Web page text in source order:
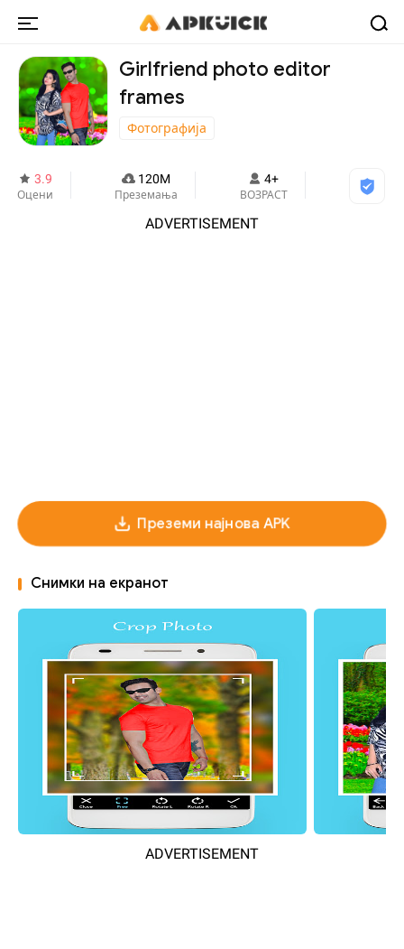
Girlfriend photo editor
frames
Фотографија
3.9
Оцени
120M
Преземања
4+
ВОЗРАСТ
ADVERTISEMENT
Преземи најнова APK
Снимки на екранот
ADVERTISEMENT